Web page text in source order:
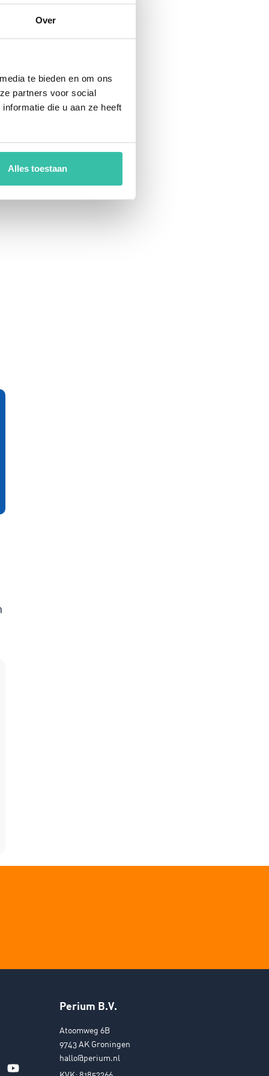
Over
te bieden en om ons
partners voor social
die u aan ze heeft
Alles toestaan
Perium B.V.
Atoomweg 6B
9743 AK Groningen
hallo@perium.nl